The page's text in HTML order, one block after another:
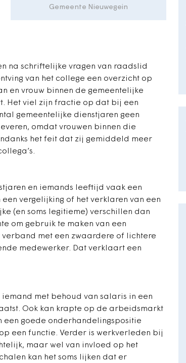
Gemeente Nieuwegein
na schriftelijke vragen van raadslid
van het college een overzicht op
en vrouw binnen de gemeentelijke
Het viel zijn fractie op dat bij een
gemeentelijke dienstjaren geen
omdat vrouwen binnen die
het feit dat zij gemiddeld meer
en iemands leeftijd vaak een
vergelijking of het verklaren van een
(en soms legitieme) verschillen dan
om gebruik te maken van een
met een zwaardere of lichtere
medewerker. Dat verklaart een
met behoud van salaris in een
Ook kan krapte op de arbeidsmarkt
een goede onderhandelingspositie
een functie. Verder is werkverleden bij
maar wel van invloed op het
kan het soms lijken dat er